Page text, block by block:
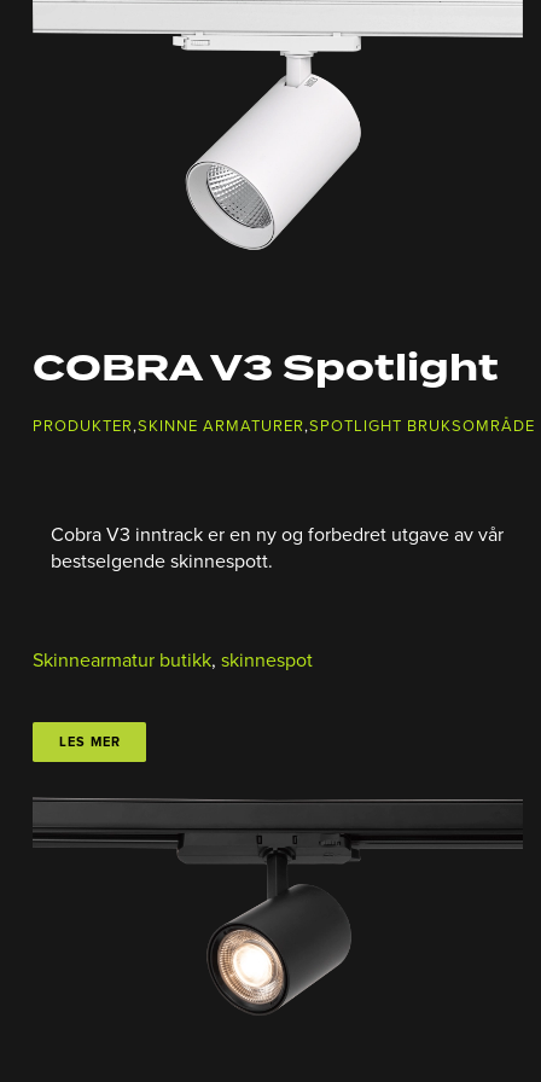
COBRA V3 Spotlight
PRODUKTER,SKINNE ARMATURER,SPOTLIGHT BRUKSOMRÅDE
Cobra V3 inntrack er en ny og forbedret utgave av vår
bestselgende skinnespott.
Skinnearmatur butikk, skinnespot
LES MER